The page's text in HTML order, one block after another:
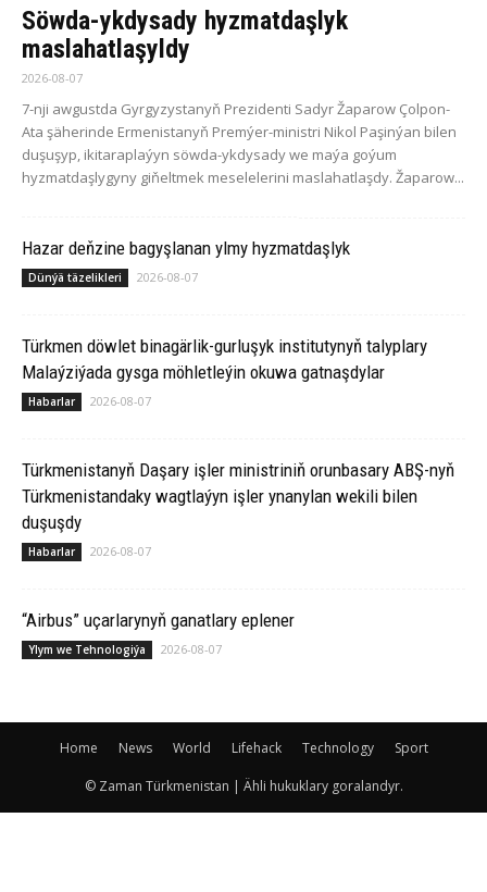
Söwda-ykdysady hyzmatdaşlyk
maslahatlaşyldy
2026-08-07
7-nji awgustda Gyrgyzystanyň Prezidenti Sadyr Žaparow Çolpon-
Ata şäherinde Ermenistanyň Premýer-ministri Nikol Paşinýan bilen
duşuşyp, ikitaraplaýyn söwda-ykdysady we maýa goýum
hyzmatdaşlygyny giňeltmek meselelerini maslahatlaşdy. Žaparow...
Hazar deňzine bagyşlanan ylmy hyzmatdaşlyk
Dünýä täzelikleri 2026-08-07
Türkmen döwlet binagärlik-gurluşyk institutynyň talyplary
Malaýziýada gysga möhletleýin okuwa gatnaşdylar
Habarlar 2026-08-07
Türkmenistanyň Daşary işler ministriniň orunbasary ABŞ-nyň
Türkmenistandaky wagtlaýyn işler ynanylan wekili bilen
duşuşdy
Habarlar 2026-08-07
“Airbus” uçarlarynyň ganatlary eplener
Ylym we Tehnologiýa 2026-08-07
Home News World Lifehack Technology Sport
© Zaman Türkmenistan | Ähli hukuklary goralandyr.